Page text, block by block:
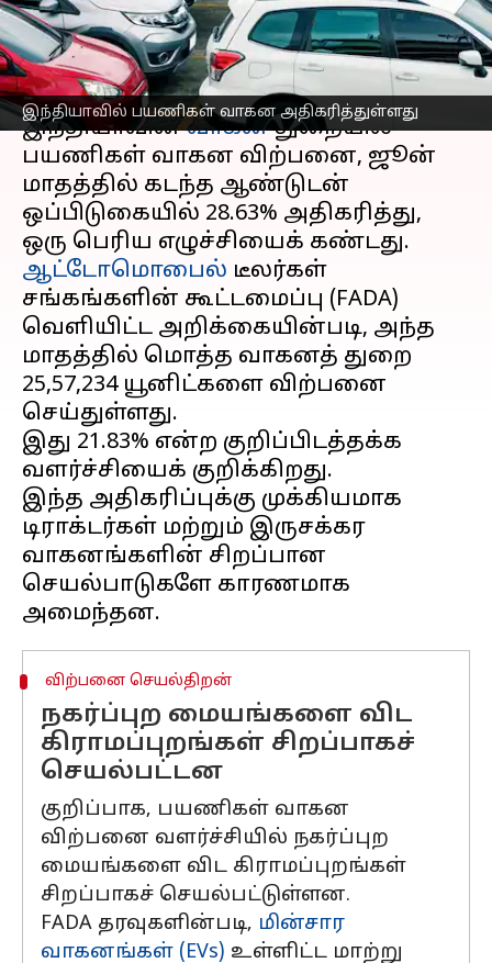
இந்தியாவில் பயணிகள் வாகன அதிகரித்துள்ளது
எழுதியவர் Venkatalakshmi V Jul 06, 2026 02:28 pm
செய்தி முன்னோட்டம்
இந்தியாவின்வாகனதுறையில்
பயணிகள் வாகன விற்பனை, ஜூன்
மாதத்தில் கடந்த ஆண்டுடன்
ஒப்பிடுகையில் 28.63% அதிகரித்து,
ஆட்டோமொபைல் டீலர்கள்
சங்கங்களின் கூட்டமைப்பு (FADA)
வெளியிட்ட அறிக்கையின்படி, அந்த
மாதத்தில் மொத்த வாகனத் துறை
25,57,234 யூனிட்களை விற்பனை
செய்துள்ளது.
இது 21.83% என்ற குறிப்பிடத்தக்க
வளர்ச்சியைக் குறிக்கிறது.
இந்த அதிகரிப்புக்கு முக்கியமாக
டிராக்டர்கள் மற்றும் இருசக்கர
வாகனங்களின் சிறப்பான
செயல்பாடுகளே காரணமாக
விற்பனை செயல்திறன்
நகர்ப்புற மையங்களை விட
கிராமப்புறங்கள் சிறப்பாகச்
செயல்பட்டன
குறிப்பாக, பயணிகள் வாகன
விற்பனை வளர்ச்சியில் நகர்ப்புற
மையங்களை விட கிராமப்புறங்கள்
சிறப்பாகச் செயல்பட்டுள்ளன.
FADA தரவுகளின்படி, மின்சார
வாகனங்கள் (EVs) உள்ளிட்ட மாற்று